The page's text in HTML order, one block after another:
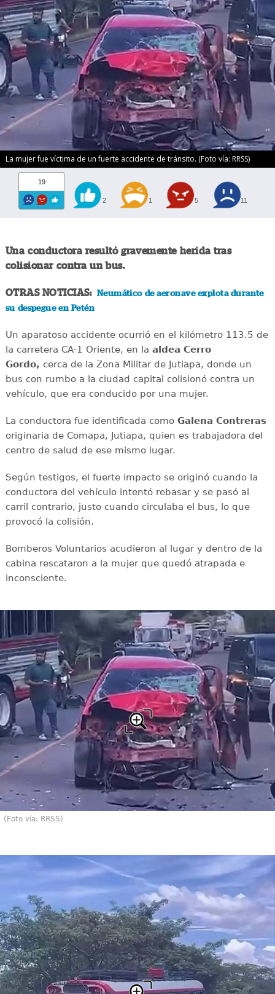
La mujer fue víctima de un fuerte accidente de tránsito. (Foto vía: RRSS)
19
2 1 5 11
Una conductora resultó gravemente herida tras
colisionar contra un bus.
OTRAS NOTICIAS: Neumático de aeronave explota durante
su despegue en Petén
Un aparatoso accidente ocurrió en el kilómetro 113.5 de
la carretera CA-1 Oriente, en la aldea Cerro
Gordo, cerca de la Zona Militar de Jutiapa, donde un
bus con rumbo a la ciudad capital colisionó contra un
vehículo, que era conducido por una mujer.
La conductora fue identificada comoGalena Contreras
originaria de Comapa, Jutiapa, quien es trabajadora del
centro de salud de ese mismo lugar.
Según testigos, el fuerte impacto se originó cuando la
conductora del vehículo intentó rebasar y se pasó al
carril contrario, justo cuando circulaba el bus, lo que
provocó la colisión.
Bomberos Voluntarios acudieron al lugar y dentro de la
cabina rescataron a la mujer que quedó atrapada e
inconsciente.
(Foto vía: RRSS)